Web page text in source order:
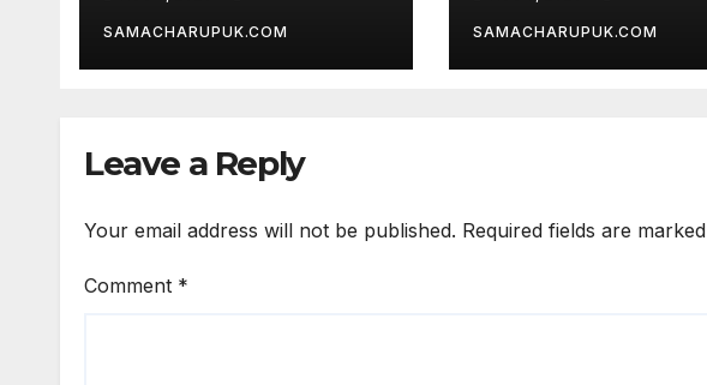
SAMACHARUPUK.COM
हुई समीक्षा
SAMACHARUPUK.COM
Leave a Reply
Your email address will not be published. Required fields are marked
Comment *